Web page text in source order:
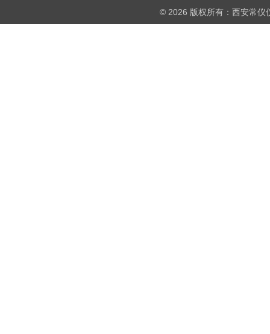
© 2026 版权所有：西安常